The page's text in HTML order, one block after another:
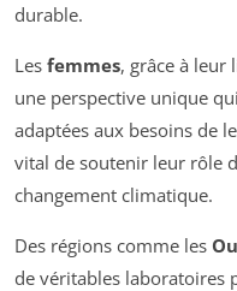
durable.
Les femmes, grâce à leur
une perspective unique
adaptées aux besoins de
vital de soutenir leur rôle
changement climatique.
Des régions comme les
de véritables laboratoires